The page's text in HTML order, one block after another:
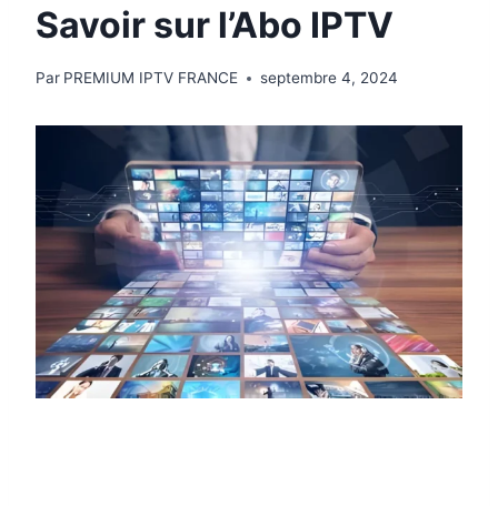
Savoir sur l’Abo IPTV
Par PREMIUM IPTV FRANCE septembre 4, 2024